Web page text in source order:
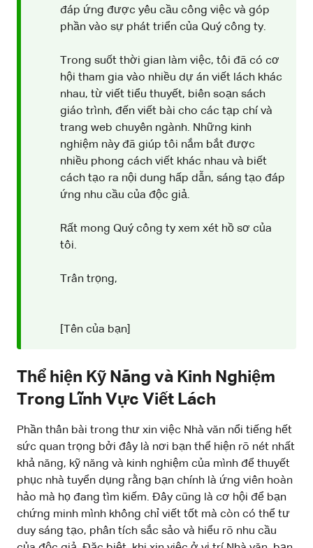
đáp ứng được yêu cầu công việc và góp
phần vào sự phát triển của Quý công ty.
Trong suốt thời gian làm việc, tôi đã có cơ
hội tham gia vào nhiều dự án viết lách khác
nhau, từ viết tiểu thuyết, biên soạn sách
giáo trình, đến viết bài cho các tạp chí và
trang web chuyên ngành. Những kinh
nghiệm này đã giúp tôi nắm bắt được
nhiều phong cách viết khác nhau và biết
cách tạo ra nội dung hấp dẫn, sáng tạo đáp
ứng nhu cầu của độc giả.
Rất mong Quý công ty xem xét hồ sơ của
tôi.
Trân trọng,
[Tên của bạn]
Thể hiện Kỹ Năng và Kinh Nghiệm
Trong Lĩnh Vực Viết Lách
Phần thân bài trong thư xin việc Nhà văn nổi tiếng hết
sức quan trọng bởi đây là nơi bạn thể hiện rõ nét nhất
khả năng, kỹ năng và kinh nghiệm của mình để thuyết
phục nhà tuyển dụng rằng bạn chính là ứng viên hoàn
hảo mà họ đang tìm kiếm. Đây cũng là cơ hội để bạn
chứng minh mình không chỉ viết tốt mà còn có thể tư
duy sáng tạo, phân tích sắc sảo và hiểu rõ nhu cầu